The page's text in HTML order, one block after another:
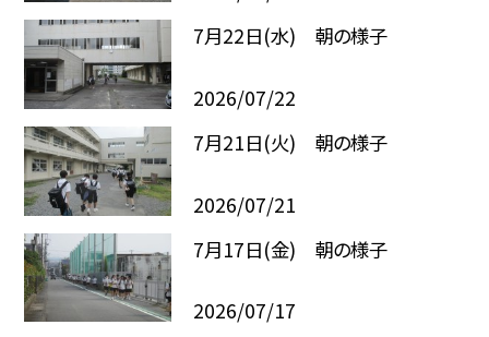
7月22日(水) 朝の様子
2026/07/22
7月21日(火) 朝の様子
2026/07/21
7月17日(金) 朝の様子
2026/07/17